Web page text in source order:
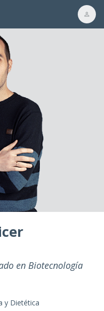
en Biotecnología
y Dietética